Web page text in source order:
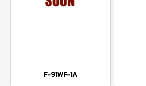
F-91WF-1A